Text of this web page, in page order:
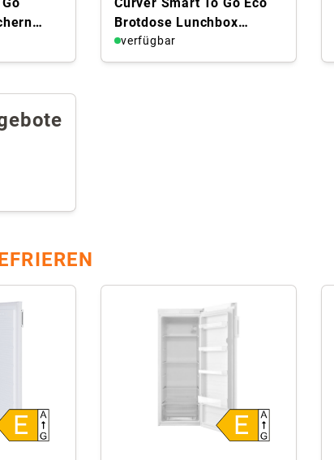
Brotdose Lunchbox
Frühstücksbox Deckel
rund 0.9L grün
verfügbar